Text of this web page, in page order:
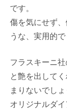
です。
傷を気にせず
うな、実用的
フラスキーニ
と艶を出して
まりないでしょ
オリジナルダ